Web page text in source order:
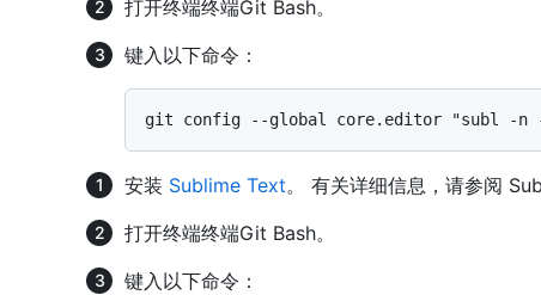
打开终端终端Git Bash。
键入以下命令：
安装 Sublime Text。 有关详细信息，请参阅
打开终端终端Git Bash。
键入以下命令：